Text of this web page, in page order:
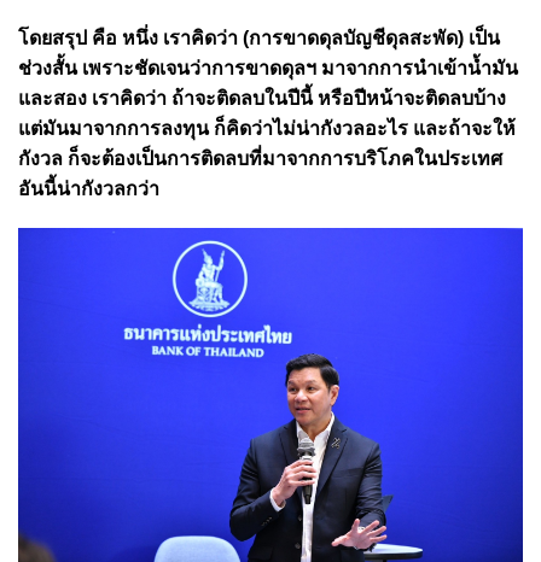
โดยสรุป คือ หนึ่ง เราคิดว่า (การขาดดุลบัญชีดุลสะพัด) เป็น
ช่วงสั้น เพราะชัดเจนว่าการขาดดุลฯ มาจากการนำเข้าน้ำมัน
และสอง เราคิดว่า ถ้าจะติดลบในปีนี้ หรือปีหน้าจะติดลบบ้าง
แต่มันมาจากการลงทุน ก็คิดว่าไม่น่ากังวลอะไร และถ้าจะให้
กังวล ก็จะต้องเป็นการติดลบที่มาจากการบริโภคในประเทศ
อันนี้น่ากังวลกว่า